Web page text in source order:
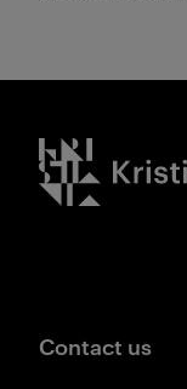
Kristiania logo
Contact us